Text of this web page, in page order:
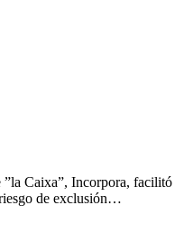
Caixa”, Incorpora, facilitó
de exclusión…